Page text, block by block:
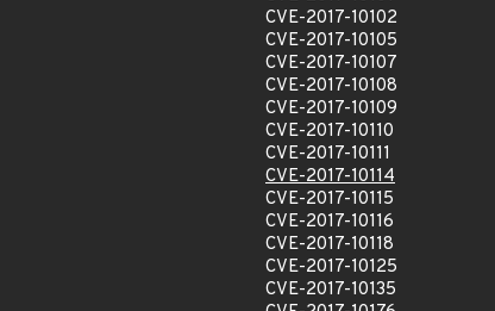
CVE-2017-10102
CVE-2017-10105
CVE-2017-10107
CVE-2017-10108
CVE-2017-10109
CVE-2017-10110
CVE-2017-10111
CVE-2017-10114
CVE-2017-10115
CVE-2017-10116
CVE-2017-10118
CVE-2017-10125
CVE-2017-10135